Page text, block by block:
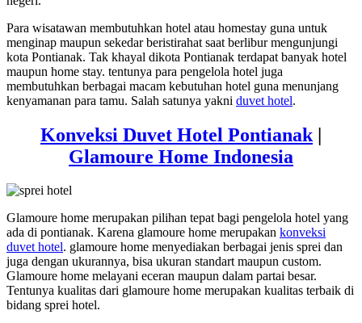
Para wisatawan membutuhkan hotel atau homestay guna untuk
menginap maupun sekedar beristirahat saat berlibur mengunjungi
kota Pontianak. Tak khayal dikota Pontianak terdapat banyak hotel
maupun home stay. tentunya para pengelola hotel juga
membutuhkan berbagai macam kebutuhan hotel guna menunjang
kenyamanan para tamu. Salah satunya yakni duvet hotel.
Konveksi Duvet Hotel Pontianak |
Glamoure Home Indonesia
Glamoure home merupakan pilihan tepat bagi pengelola hotel yang
ada di pontianak. Karena glamoure home merupakan konveksi
duvet hotel. glamoure home menyediakan berbagai jenis sprei dan
juga dengan ukurannya, bisa ukuran standart maupun custom.
Glamoure home melayani eceran maupun dalam partai besar.
Tentunya kualitas dari glamoure home merupakan kualitas terbaik di
bidang sprei hotel.